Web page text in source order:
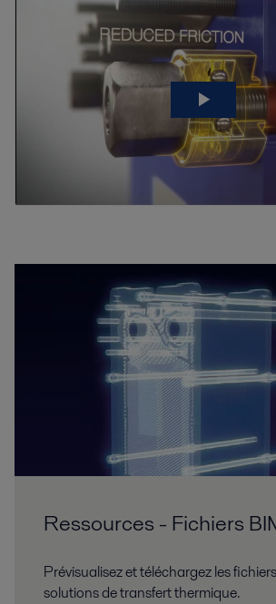
Ressources - Fichiers
Prévisualisez et téléchargez les
solutions de transfert thermique.